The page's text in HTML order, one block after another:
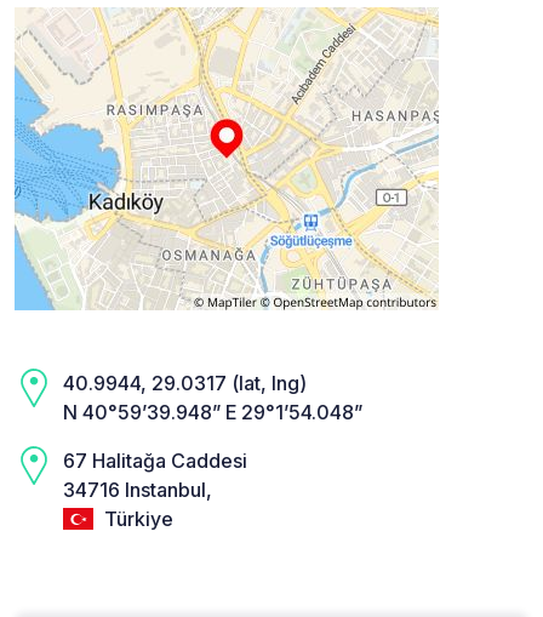
40.9944, 29.0317 (lat, lng)
N 40°59’39.948” E 29°1’54.048”
67 Halitağa Caddesi
34716 Instanbul,
Türkiye